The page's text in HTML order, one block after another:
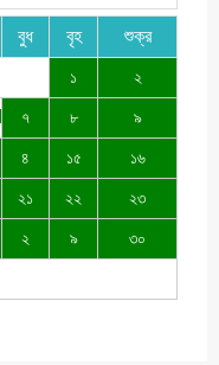
বুধ বৃহ শুক্র
১ ২
৭ ৮ ৯
৪ ১৫ ১৬
২১ ২২ ২৩
২ ৯ ৩০